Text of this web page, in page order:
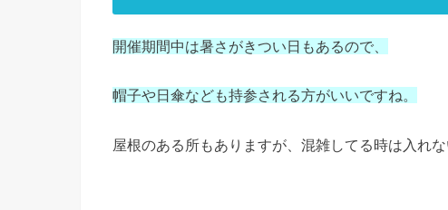
開催期間中は暑さがきつい日もあるので、
帽子や日傘なども持参される方がいいですね。
屋根のある所もありますが、混雑してる時は入れな